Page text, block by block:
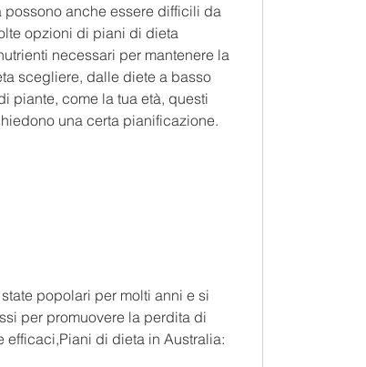
anche essere difficili da
opzioni di piani di dieta
necessari per mantenere la
scegliere, dalle diete a basso
piante, come la tua età, questi
una certa pianificazione.
popolari per molti anni e si
per promuovere la perdita di
efficaci,Piani di dieta in Australia: